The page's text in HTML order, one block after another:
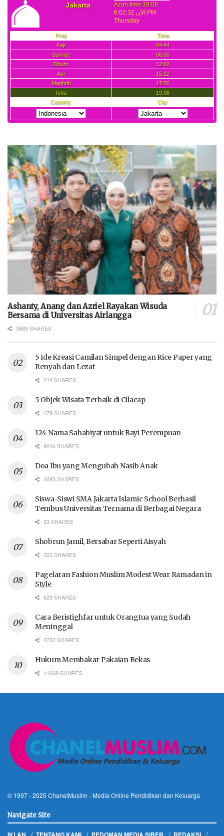
Ashanty, Anang dan Azriel Rayakan Wisuda
Bersama di Universitas Airlangga
3889 SHARES
5 Ide Kreasi Camilan Simpel dengan Rice Paper yang
Renyah dan Lezat
214 SHARES
5 Objek Wisata Terbaik di Cilacap
179 SHARES
124 Nama Sahabiyat untuk Bayi Perempuan
9046 SHARES
Doa Ibu yang Mengubah Nasib Anak
4093 SHARES
Siswa-Siswi SMA Jakarta Islamic School Berhasil
Tembus Universitas Ternama di Berbagai Negara
83 SHARES
Shobrun Jamil, Bersabar Seperti Aisyah
323 SHARES
Pagelaran Fashion Muslim Modest Wear Ramadan in
Style
629 SHARES
Cara Beristighfar untuk Orangtua yang Sudah
Meninggal
4732 SHARES
Hukum Membakar Pakaian Bekas
11668 SHARES
© 1997 - 2025 ChanelMuslim - Media Online Pendidikan dan Keluarga
Navigate Site